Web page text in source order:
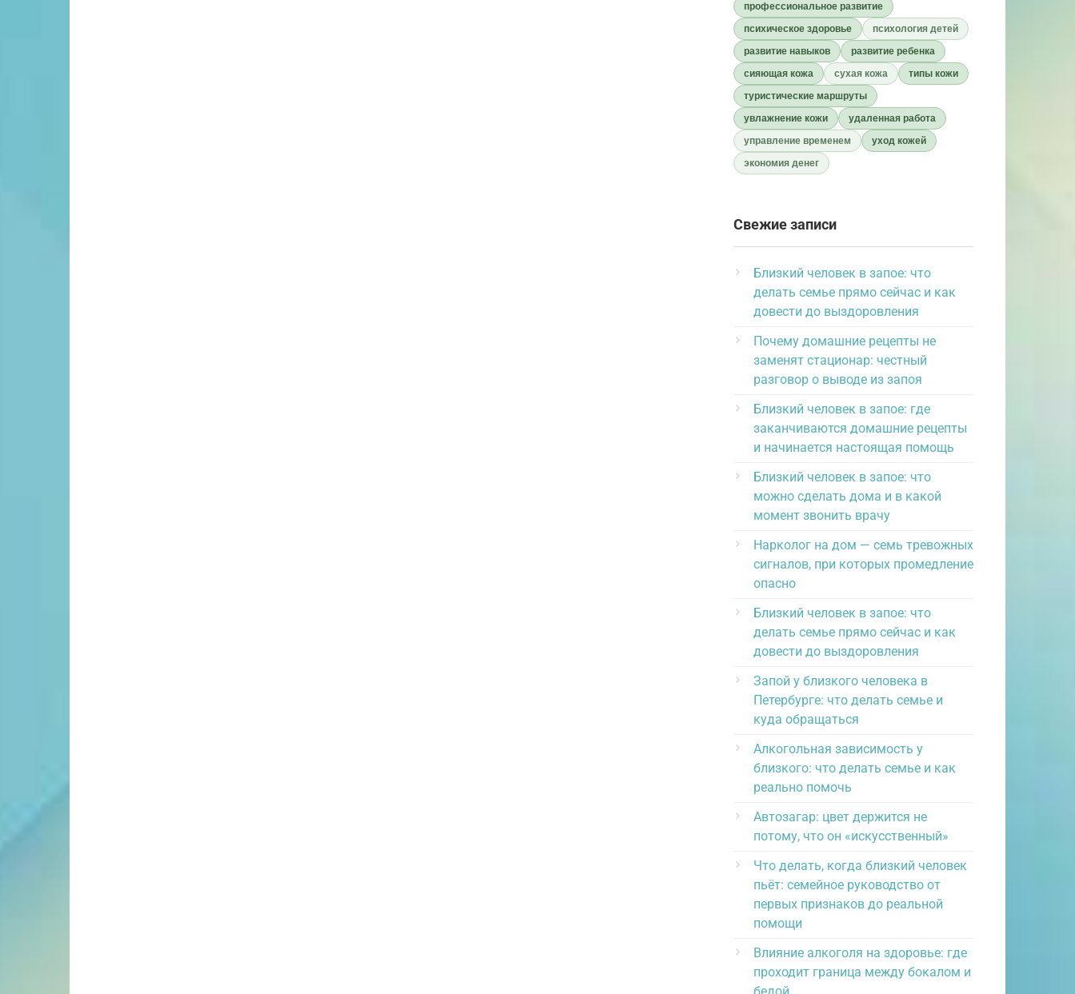
профессиональное развитие
психическое здоровье
психология детей
развитие навыков
развитие ребенка
сияющая кожа
сухая кожа
типы кожи
туристические маршруты
увлажнение кожи
удаленная работа
управление временем
уход кожей
экономия денег
Свежие записи
Близкий человек в запое: что
делать семье прямо сейчас и как
довести до выздоровления
Почему домашние рецепты не
заменят стационар: честный
разговор о выводе из запоя
Близкий человек в запое: где
заканчиваются домашние рецепты
и начинается настоящая помощь
Близкий человек в запое: что
можно сделать дома и в какой
момент звонить врачу
Нарколог на дом — семь тревожных
сигналов, при которых промедление
опасно
Близкий человек в запое: что
делать семье прямо сейчас и как
довести до выздоровления
Запой у близкого человека в
Петербурге: что делать семье и
куда обращаться
Алкогольная зависимость у
близкого: что делать семье и как
реально помочь
Автозагар: цвет держится не
потому, что он «искусственный»
Что делать, когда близкий человек
пьёт: семейное руководство от
первых признаков до реальной
помощи
Влияние алкоголя на здоровье: где
проходит граница между бокалом и